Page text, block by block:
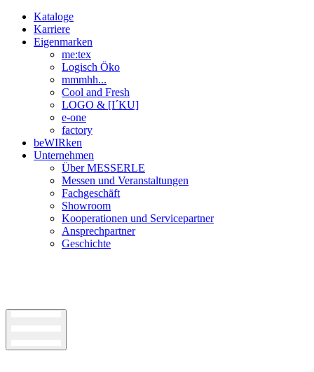
Kataloge
Karriere
Eigenmarken
me:tex
Logisch Öko
mmmhh...
Cool and Fresh
LOGO & [I´KU]
e-one
factory
beWIRken
Unternehmen
Über MESSERLE
Messen und Veranstaltungen
Fachgeschäft
Showroom
Kooperationen und Servicepartner
Ansprechpartner
Geschichte